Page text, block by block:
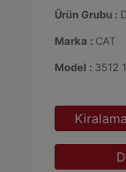
Ürün Grubu :
Marka : CAT
Model : 3512